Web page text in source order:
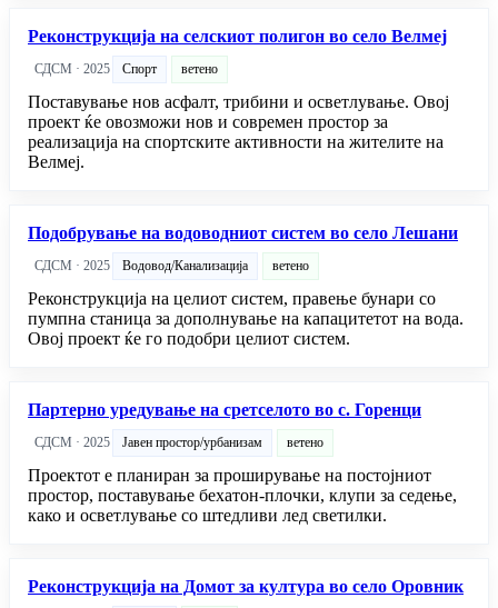
Реконструкција на селскиот полигон во село Велмеј
СДСМ · 2025 Спорт ветено
Поставување нов асфалт, трибини и осветлување. Овој
проект ќе овозможи нов и современ простор за
реализација на спортските активности на жителите на
Велмеј.
Подобрување на водоводниот систем во село Лешани
СДСМ · 2025 Водовод/Канализација ветено
Реконструкција на целиот систем, правење бунари со
пумпна станица за дополнување на капацитетот на вода.
Овој проект ќе го подобри целиот систем.
Партерно уредување на сретселото во с. Горенци
СДСМ · 2025 Јавен простор/урбанизам ветено
Проектот е планиран за проширување на постојниот
простор, поставување бехатон-плочки, клупи за седење,
како и осветлување со штедливи лед светилки.
Реконструкција на Домот за култура во село Оровник